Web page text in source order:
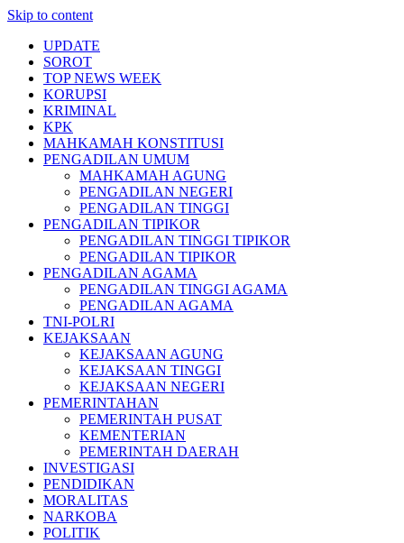
Skip to content
UPDATE
SOROT
TOP NEWS WEEK
KORUPSI
KRIMINAL
KPK
MAHKAMAH KONSTITUSI
PENGADILAN UMUM
MAHKAMAH AGUNG
PENGADILAN NEGERI
PENGADILAN TINGGI
PENGADILAN TIPIKOR
PENGADILAN TINGGI TIPIKOR
PENGADILAN TIPIKOR
PENGADILAN AGAMA
PENGADILAN TINGGI AGAMA
PENGADILAN AGAMA
TNI-POLRI
KEJAKSAAN
KEJAKSAAN AGUNG
KEJAKSAAN TINGGI
KEJAKSAAN NEGERI
PEMERINTAHAN
PEMERINTAH PUSAT
KEMENTERIAN
PEMERINTAH DAERAH
INVESTIGASI
PENDIDIKAN
MORALITAS
NARKOBA
POLITIK